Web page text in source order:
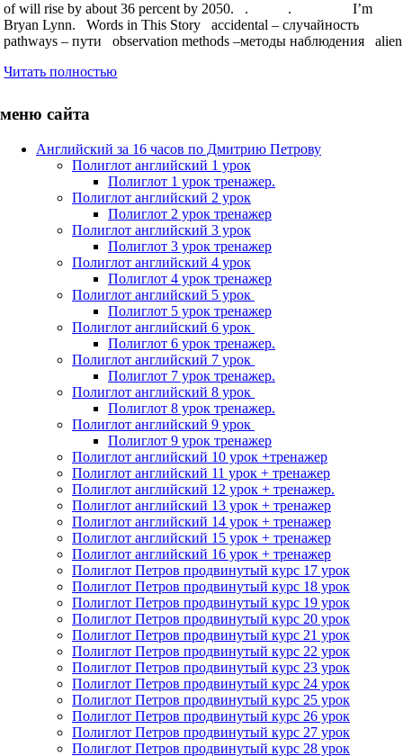
of will rise by about 36 percent by 2050. . . I’m
Bryan Lynn. Words in This Story accidental – случайность
pathways – пути observation methods –методы наблюдения alien
Читать полностью
меню сайта
Английский за 16 часов по Дмитрию Петрову
Полиглот английский 1 урок
Полиглот 1 урок тренажер.
Полиглот английский 2 урок
Полиглот 2 урок тренажер
Полиглот английский 3 урок
Полиглот 3 урок тренажер
Полиглот английский 4 урок
Полиглот 4 урок тренажер
Полиглот английский 5 урок
Полиглот 5 урок тренажер
Полиглот английский 6 урок
Полиглот 6 урок тренажер.
Полиглот английский 7 урок
Полиглот 7 урок тренажер.
Полиглот английский 8 урок
Полиглот 8 урок тренажер.
Полиглот английский 9 урок
Полиглот 9 урок тренажер
Полиглот английский 10 урок +тренажер
Полиглот английский 11 урок + тренажер
Полиглот английский 12 урок + тренажер.
Полиглот английский 13 урок + тренажер
Полиглот английский 14 урок + тренажер
Полиглот английский 15 урок + тренажер
Полиглот английский 16 урок + тренажер
Полиглот Петров продвинутый курс 17 урок
Полиглот Петров продвинутый курс 18 урок
Полиглот Петров продвинутый курс 19 урок
Полиглот Петров продвинутый курс 20 урок
Полиглот Петров продвинутый курс 21 урок
Полиглот Петров продвинутый курс 22 урок
Полиглот Петров продвинутый курс 23 урок
Полиглот Петров продвинутый курс 24 урок
Полиглот Петров продвинутый курс 25 урок
Полиглот Петров продвинутый курс 26 урок
Полиглот Петров продвинутый курс 27 урок
Полиглот Петров продвинутый курс 28 урок